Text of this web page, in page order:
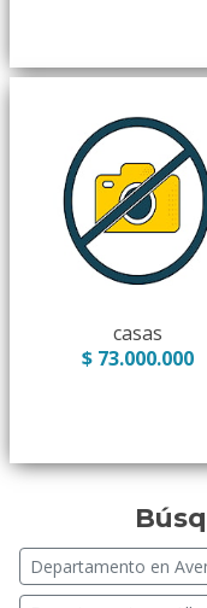
casas
$ 73.000.000
Departamento en